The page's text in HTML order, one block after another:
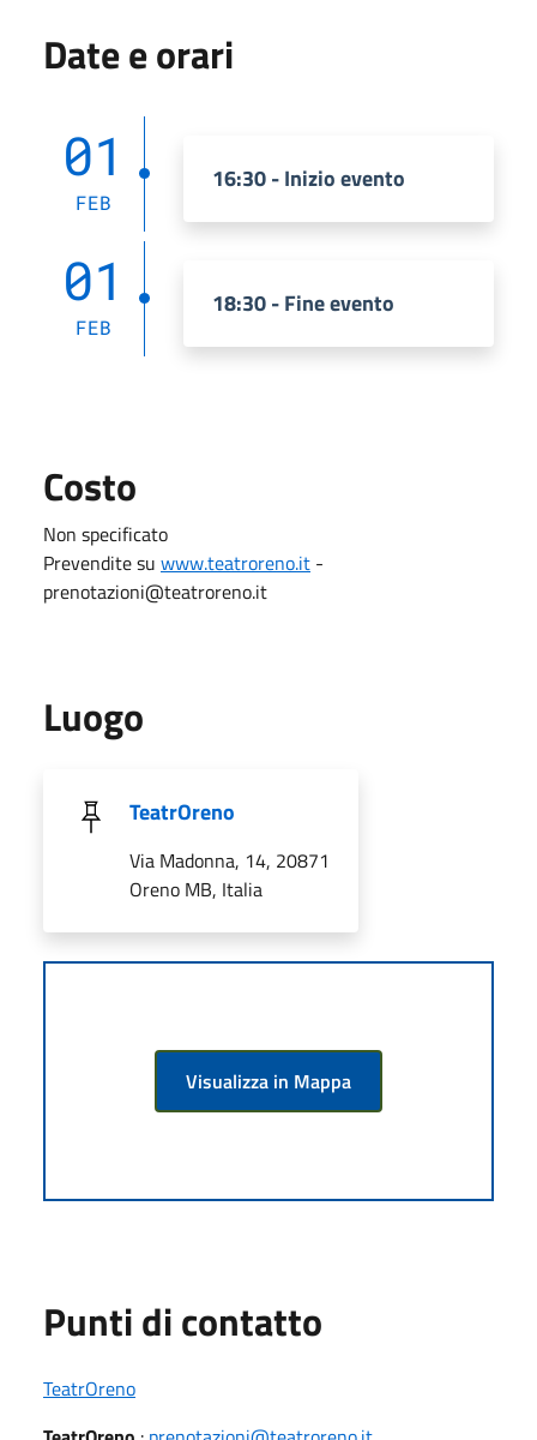
Date e orari
01
FEB
16:30 - Inizio evento
01
FEB
18:30 - Fine evento
Costo
Non specificato
Prevendite su www.teatroreno.it -
prenotazioni@teatroreno.it
Luogo
TeatrOreno
Via Madonna, 14, 20871
Oreno MB, Italia
Visualizza in Mappa
Punti di contatto
TeatrOreno